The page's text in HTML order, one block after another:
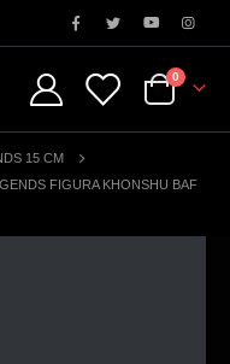
0
15 CM
FIGURA KHONSHU BAF